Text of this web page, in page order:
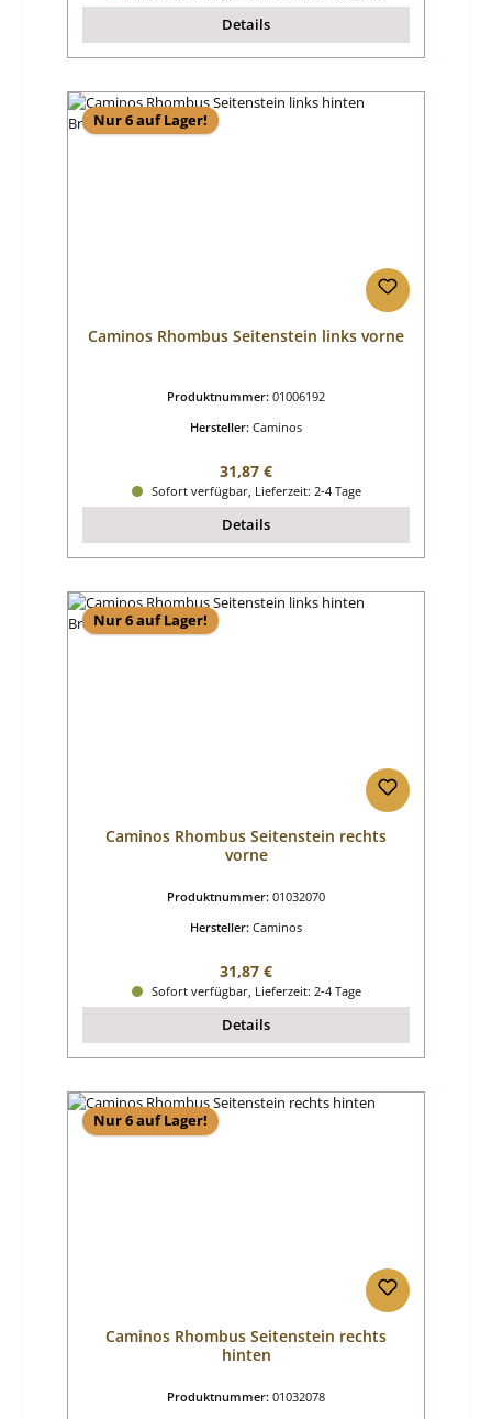
Details
Nur 6 auf Lager!
Caminos Rhombus Seitenstein links vorne
Produktnummer: 01006192
Hersteller: Caminos
Regulärer Preis:
31,87 €
Sofort verfügbar, Lieferzeit: 2-4 Tage
Details
Nur 6 auf Lager!
Caminos Rhombus Seitenstein rechts
vorne
Produktnummer: 01032070
Hersteller: Caminos
Regulärer Preis:
31,87 €
Sofort verfügbar, Lieferzeit: 2-4 Tage
Details
Nur 6 auf Lager!
Caminos Rhombus Seitenstein rechts
hinten
Produktnummer: 01032078